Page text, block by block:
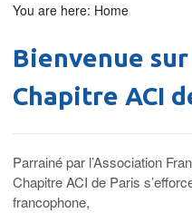
You are here: Home
Bienvenue
Chapitre ACI
Parrainé par l’Association
Chapitre ACI de Paris
francophone,